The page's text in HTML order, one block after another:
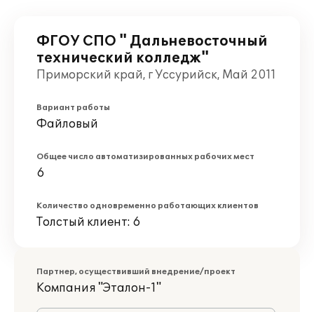
ФГОУ СПО " Дальневосточный
технический колледж"
Приморский край, г Уссурийск, Май 2011
Вариант работы
Файловый
Общее число автоматизированных рабочих мест
6
Количество одновременно работающих клиентов
Толстый клиент: 6
Партнер, осуществивший внедрение/проект
Компания "Эталон-1"